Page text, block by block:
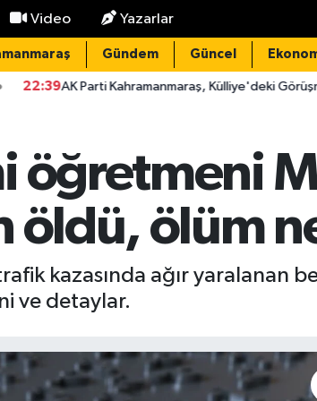
Video Yazarlar
Gündem Güncel
Kahramanmaraş, Külliye'deki Görüşmenin Tüm
öğretmeni
öldü, ölüm
kazasında ağır yaralanan
ve detaylar.